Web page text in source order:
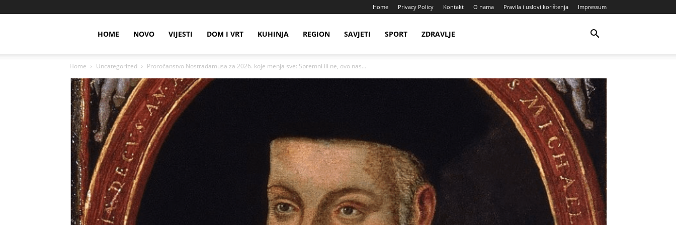
Home Privacy Policy Kontakt O nama Pravila i uslovi korištenja Impressum
HOME NOVO VIJESTI DOM I VRT KUHINJA REGION SAVJETI SPORT ZDRAVLJE
Home Uncategorized Proročanstvo Nostradamusa za 2026. koje menja sve: Spremni ili ne, ovo nas...